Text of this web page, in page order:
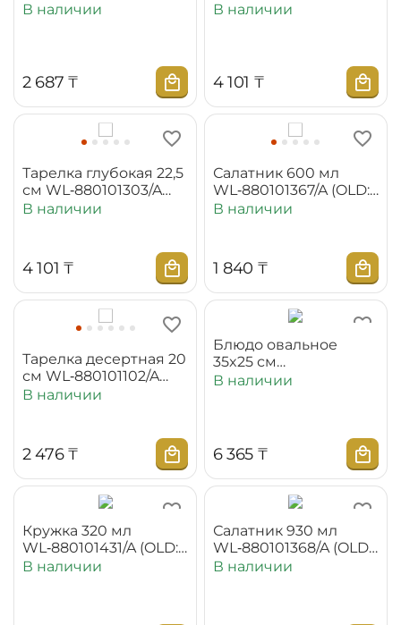
880109)
В наличии
2 687 ₸
WL‑880101104/A (OLD:
В наличии
4 101 ₸
Тарелка глубокая 22,5
см WL‑880101303/A
(OLD: 880102)
В наличии
4 101 ₸
Салатник 600 мл
WL‑880101367/A (OLD:
880120)
В наличии
1 840 ₸
Тарелка десертная 20
см WL‑880101102/A
(OLD: 880100)
В наличии
2 476 ₸
Блюдо овальное
35x25 см
WL‑880101117/A (OLD:
В наличии
6 365 ₸
Кружка 320 мл
WL‑880101431/A (OLD:
880108)
В наличии
Салатник 930 мл
WL‑880101368/A (OLD:
880121)
В наличии